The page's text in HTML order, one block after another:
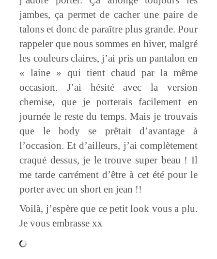
jambes, ça permet de cacher une paire de
talons et donc de paraître plus grande. Pour
rappeler que nous sommes en hiver, malgré
les couleurs claires, j’ai pris un pantalon en
« laine » qui tient chaud par la même
occasion. J’ai hésité avec la version
chemise, que je porterais facilement en
journée le reste du temps. Mais je trouvais
que le body se prêtait d’avantage à
l’occasion. Et d’ailleurs, j’ai complètement
craqué dessus, je le trouve super beau ! Il
me tarde carrément d’être à cet été pour le
porter avec un short en jean !!
Voilà, j’espère que ce petit look vous a plu.
Je vous embrasse xx